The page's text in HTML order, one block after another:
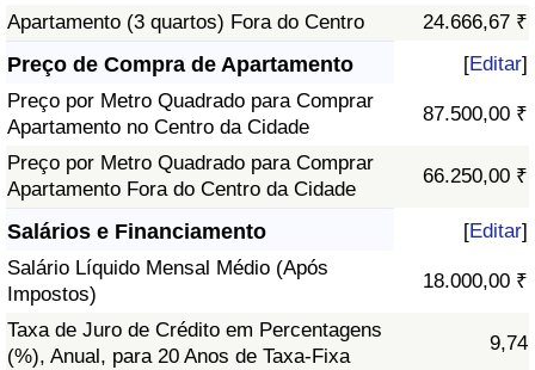
Apartamento (3 quartos) Fora do Centro 24.666,67 ₹
Preço de Compra de Apartamento [Editar]
Preço por Metro Quadrado para Comprar
Apartamento no Centro da Cidade
87.500,00 ₹
Preço por Metro Quadrado para Comprar
Apartamento Fora do Centro da Cidade
66.250,00 ₹
Salários e Financiamento [Editar]
Salário Líquido Mensal Médio (Após
Impostos)
18.000,00 ₹
Taxa de Juro de Crédito em Percentagens
(%), Anual, para 20 Anos de Taxa-Fixa
9,74